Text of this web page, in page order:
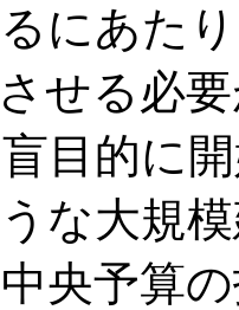
にあた
せる必
目的に
な大規
央予算